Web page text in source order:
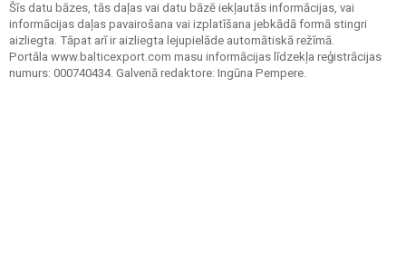
Šīs datu bāzes, tās daļas vai datu bāzē iekļautās informācijas, vai
informācijas daļas pavairošana vai izplatīšana jebkādā formā stingri
aizliegta. Tāpat arī ir aizliegta lejupielāde automātiskā režīmā.
Portāla www.balticexport.com masu informācijas līdzekļa reģistrācijas
numurs: 000740434. Galvenā redaktore: Ingūna Pempere.